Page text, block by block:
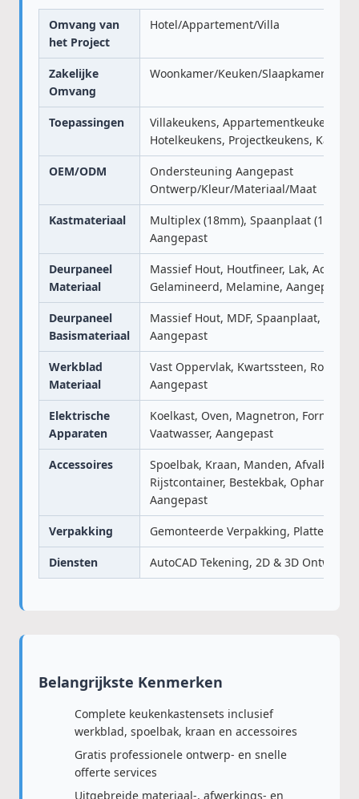
Omvang van
het Project
Hotel/Appartement/Villa
Zakelijke
Omvang
Woonkamer/Keuken/Slaapkamer/
Toepassingen
Villakeukens, Appartementkeukens,
Hotelkeukens, Projectkeukens,
OEM/ODM
Ondersteuning Aangepast
Ontwerp/Kleur/Materiaal/Maat
Kastmateriaal
Multiplex (18mm), Spaanplaat (18mm),
Aangepast
Deurpaneel
Materiaal
Massief Hout, Houtfineer, Lak, Acryl,
Gelamineerd, Melamine, Aangepast
Deurpaneel
Basismateriaal
Massief Hout, MDF, Spaanplaat,
Aangepast
Werkblad
Materiaal
Vast Oppervlak, Kwartssteen, Roestvrij
Aangepast
Elektrische
Apparaten
Koelkast, Oven, Magnetron, Fornuis,
Vaatwasser, Aangepast
Accessoires
Spoelbak, Kraan, Manden, Afvalbak,
Rijstcontainer, Bestekbak, Ophangrek
Aangepast
Verpakking Gemonteerde Verpakking, Platte
Diensten AutoCAD Tekening, 2D & 3D Ontwerp
Belangrijkste Kenmerken
Complete keukenkastensets inclusief
werkblad, spoelbak, kraan en accessoires
Gratis professionele ontwerp- en snelle
offerte services
Uitgebreide materiaal-, afwerkings- en